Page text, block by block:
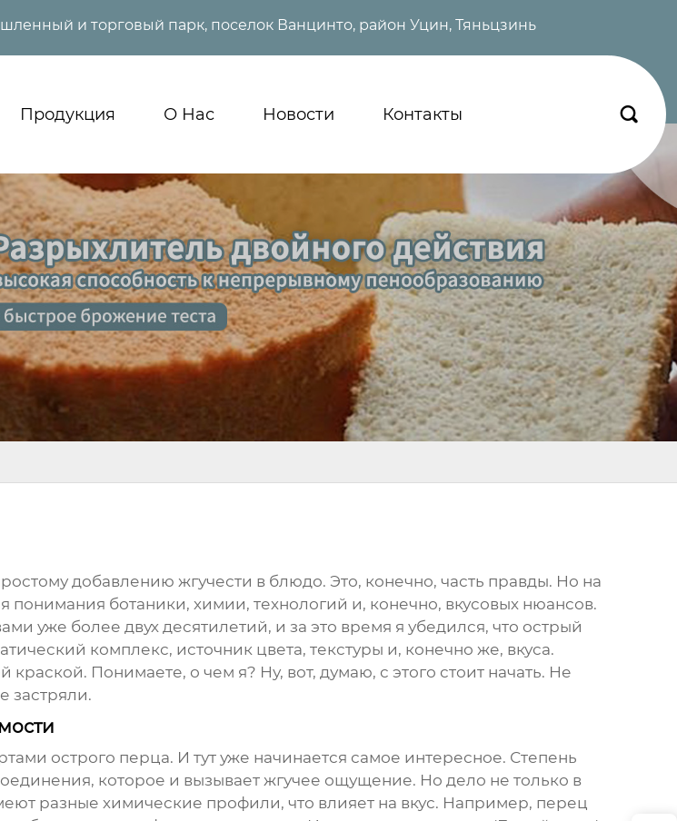
и торговый парк, поселок Ванцинто, район Уцин, Тяньцзинь
Продукция О Нас Новости Контакты 
добавлению жгучести в блюдо. Это, конечно, часть правды. Но на
ботаники, химии, технологий и, конечно, вкусовых нюансов.
уже более двух десятилетий, и за это время я убедился, что острый
комплекс, источник цвета, текстуры и, конечно же, вкуса.
Понимаете, о чем я? Ну, вот, думаю, с этого стоит начать. Не
застряли.
острого перца. И тут уже начинается самое интересное. Степень
которое и вызывает жгучее ощущение. Но дело не только в
разные химические профили, что влияет на вкус. Например, перец